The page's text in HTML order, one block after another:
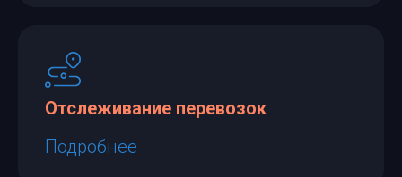
Отслеживание перевозок
Подробнее